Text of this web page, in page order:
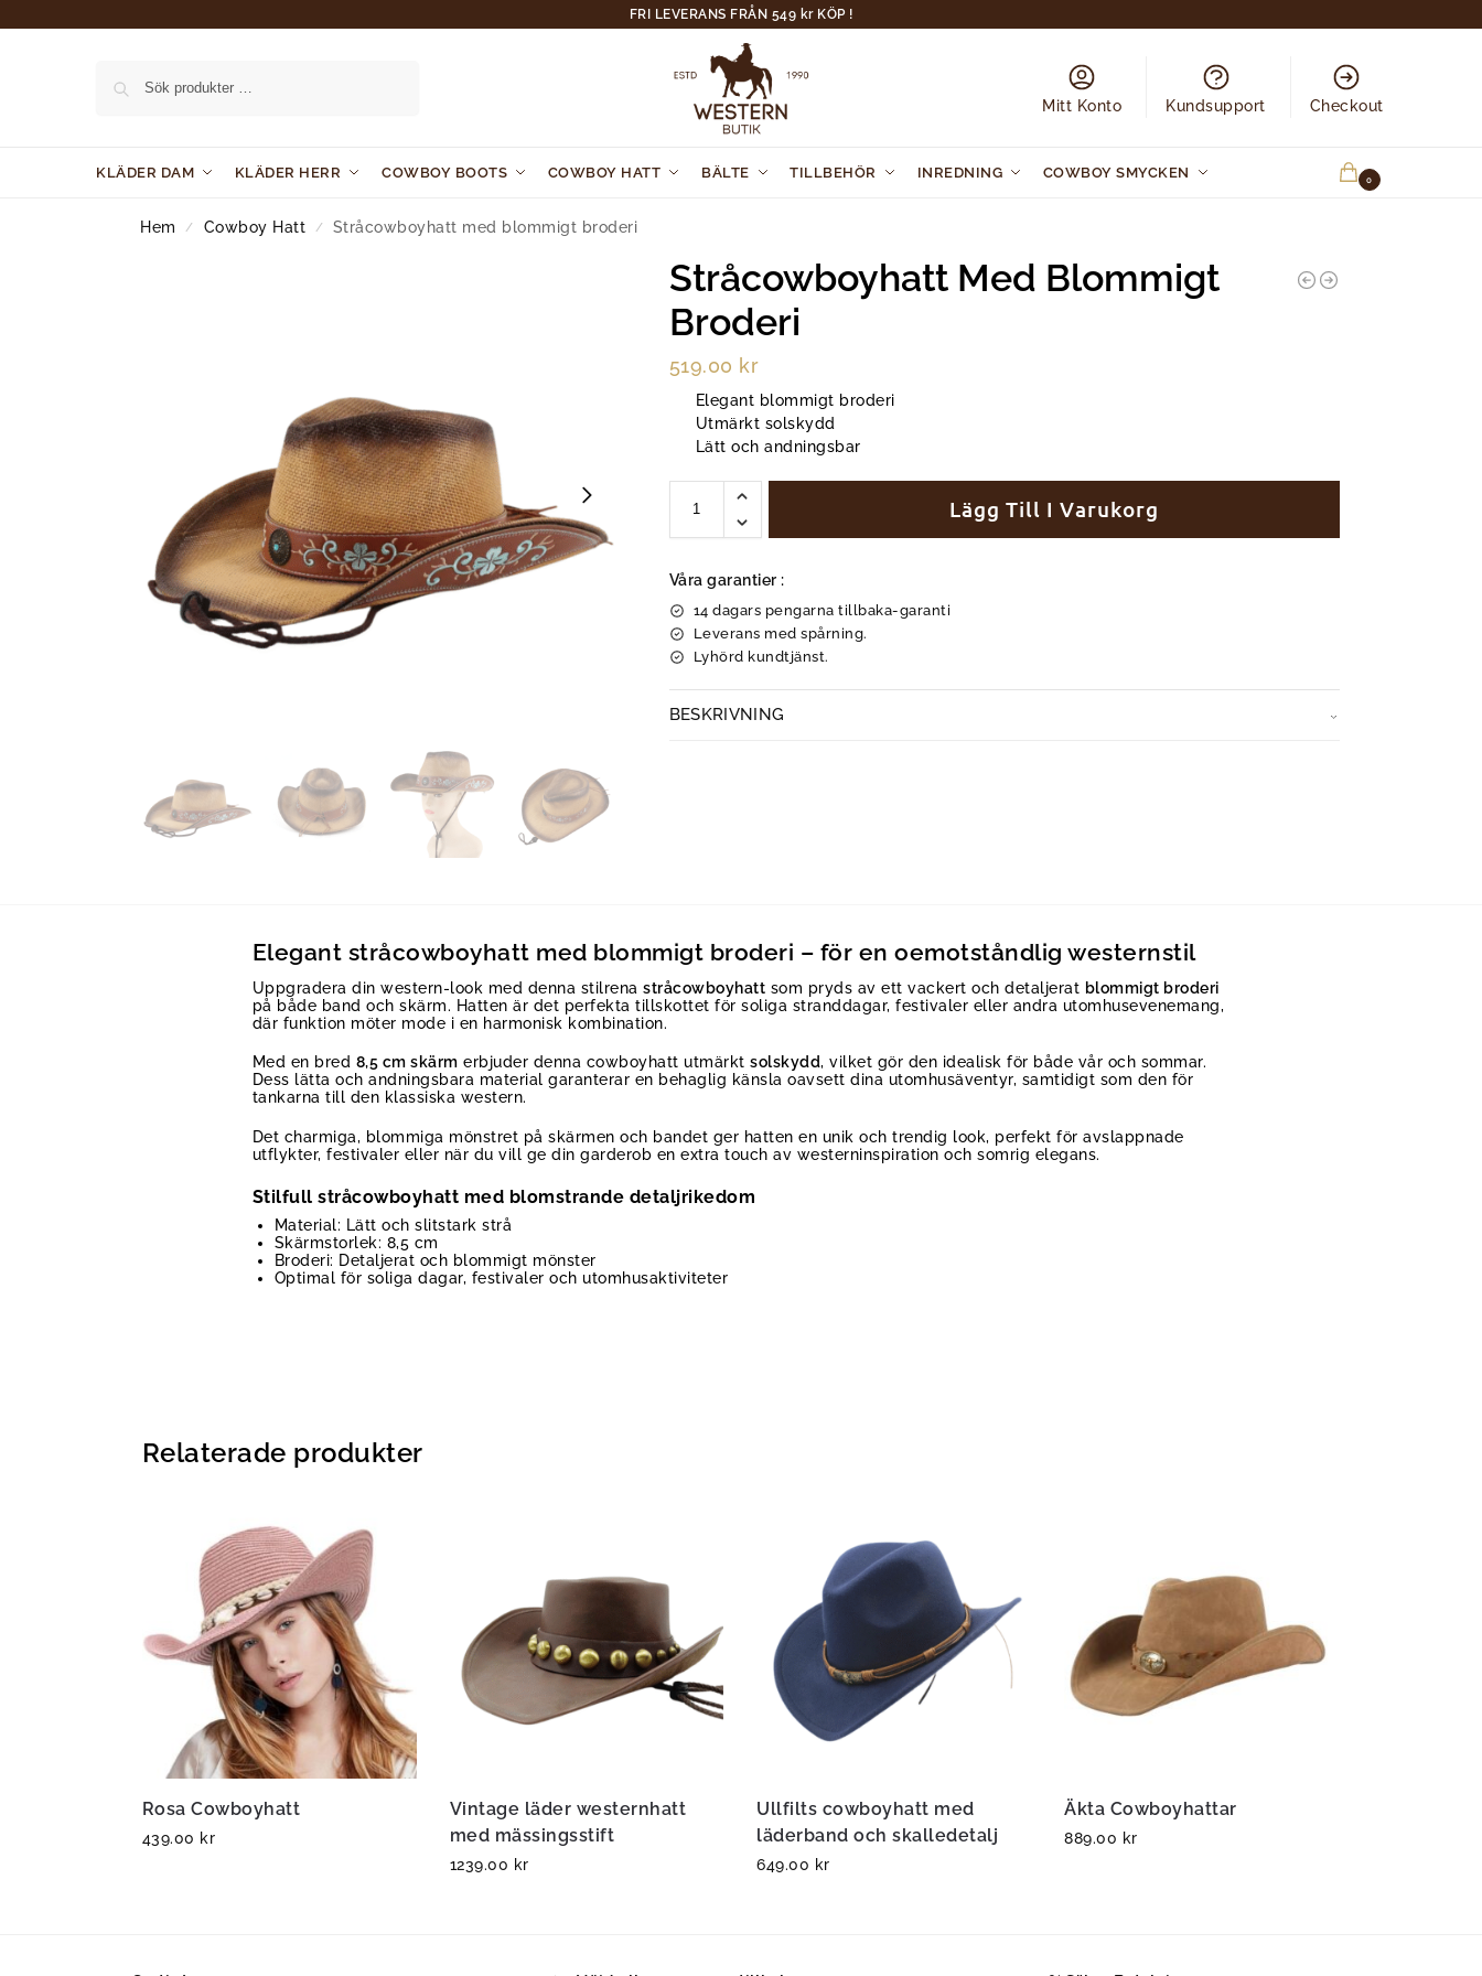
FRI LEVERANS FRÅN 549 kr KÖP !
Mitt Konto Kundsupport Checkout
KLÄDER DAM KLÄDER HERR COWBOY BOOTS COWBOY HATT BÄLTE TILLBEHÖR INREDNING COWBOY SMYCKEN 0
Hem / Cowboy Hatt / Stråcowboyhatt med blommigt broderi
Stråcowboyhatt Med Blommigt
Broderi
519.00 kr
Elegant blommigt broderi
Utmärkt solskydd
Lätt och andningsbar
Lägg Till I Varukorg
Våra garantier :
14 dagars pengarna tillbaka-garanti
Leverans med spårning.
Lyhörd kundtjänst.
BESKRIVNING
Elegant stråcowboyhatt med blommigt broderi – för en oemotståndlig westernstil
Uppgradera din western-look med denna stilrenastråcowboyhatt som pryds av ett vackert och detaljerat blommigt broderi
på både band och skärm. Hatten är det perfekta tillskottet för soliga stranddagar, festivaler eller andra utomhusevenemang,
där funktion möter mode i en harmonisk kombination.
Med en bred 8,5 cm skärm erbjuder denna cowboyhatt utmärktsolskydd, vilket gör den idealisk för både vår och sommar.
Dess lätta och andningsbara material garanterar en behaglig känsla oavsett dina utomhusäventyr, samtidigt som den för
tankarna till den klassiska western.
Det charmiga, blommiga mönstret på skärmen och bandet ger hatten en unik och trendig look, perfekt för avslappnade
utflykter, festivaler eller när du vill ge din garderob en extra touch av westerninspiration och somrig elegans.
Stilfull stråcowboyhatt med blomstrande detaljrikedom
Material: Lätt och slitstark strå
Skärmstorlek: 8,5 cm
Broderi: Detaljerat och blommigt mönster
Optimal för soliga dagar, festivaler och utomhusaktiviteter
Relaterade produkter
Rosa Cowboyhatt
439.00 kr
Vintage läder westernhatt
med mässingsstift
1239.00 kr
Ullfilts cowboyhatt med
läderband och skalledetalj
649.00 kr
Äkta Cowboyhattar
889.00 kr